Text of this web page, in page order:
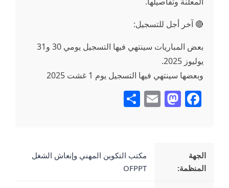
🔴 آخر أجل للتسجيل:
بعض المباريات سينتهي فيها التسجيل يومي 30 و31
يوليوز 2025.
وبعضها سينتهي فيها التسجيل يوم 1 غشت 2025
Facebook
Mastodon
Email
الجهة
المنظمة:
مكتب التكوين المهني وإنعاش الشغل
OFPPT